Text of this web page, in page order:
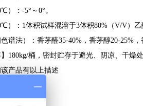
）：-5°～0°。
）：1体积试样混溶于3体积80%（V/V）
谱法）：香茅醛35-40%，香茅醇20-25%，
】180kg/桶，密封贮存于避光、阴凉、干燥
产品有以上描述